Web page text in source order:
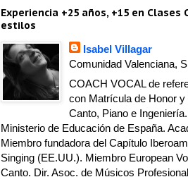
Experiencia +25 años, +15 en
estilos
Isabel Villagar
Comunidad Valenciana,
COACH VOCAL de
con Matrícula de Honor y
Canto, Piano e
Ministerio de Educación de España.
Miembro fundadora del Capítulo
Singing (EE.UU.). Miembro European
Canto. Dir. Asoc. de Músicos